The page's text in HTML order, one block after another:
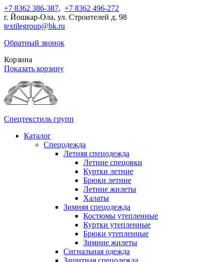
+7 8362 386-387, +7 8362 496-272
г. Йошкар-Ола, ул. Строителей д. 98
textilegroup@bk.ru
Обратный звонок
Корзина
Показать корзину
Спецтекстиль групп
Каталог
Спецодежда
Летняя спецодежда
Летние спецовки
Куртки летние
Брюки летние
Летние жилеты
Халаты
Зимняя спецодежда
Костюмы утепленные
Куртки утепленные
Брюки утепленные
Зимние жилеты
Сигнальная одежда
Защитная спецодежда